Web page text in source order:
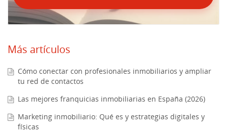
Más artículos
Cómo conectar con profesionales inmobiliarios y ampliar
tu red de contactos
Las mejores franquicias inmobiliarias en España (2026)
Marketing inmobiliario: Qué es y estrategias digitales y
físicas